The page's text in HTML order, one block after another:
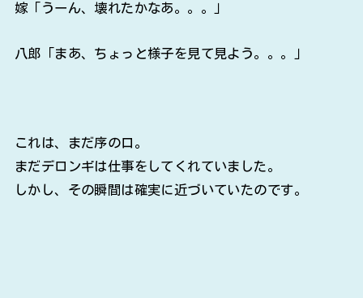
嫁「うーん、壊れたかなあ。。。」
八郎「まあ、ちょっと様子を見て見よう。。。」
これは、まだ序の口。
まだデロンギは仕事をしてくれていました。
しかし、その瞬間は確実に近づいていたのです。